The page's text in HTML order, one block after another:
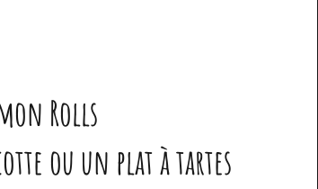
Rolls
ou un plat à tartes